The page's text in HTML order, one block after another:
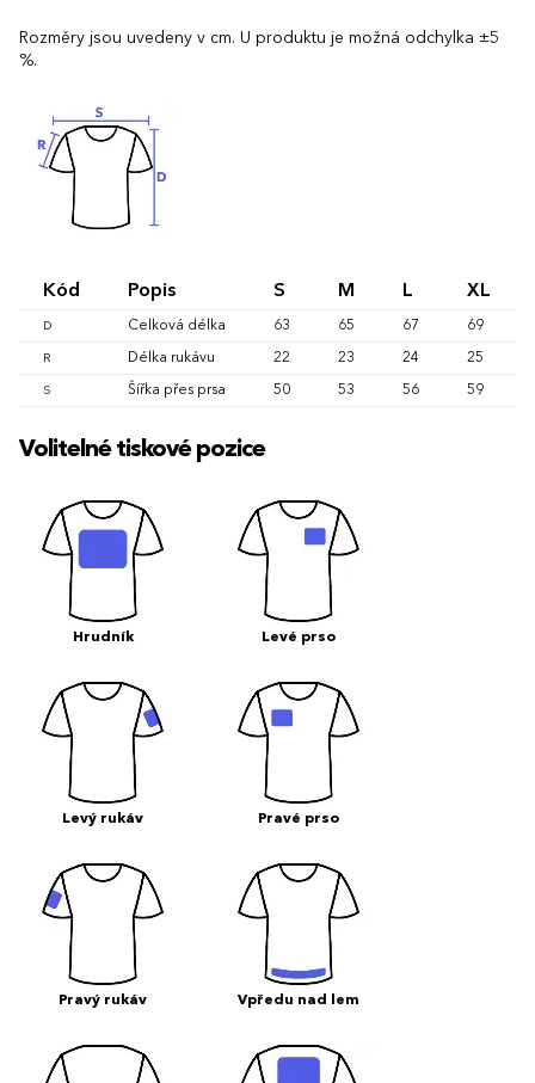
Rozměry jsou uvedeny v cm. U produktu je možná odchylka ±5
%.
Kód Popis S M L XL
D Celková délka 63 65 67 69
R Délka rukávu 22 23 24 25
S Šířka přes prsa 50 53 56 59
Volitelné tiskové pozice
Hrudník Levé prso
Levý rukáv Pravé prso
Pravý rukáv Vpředu nad lem